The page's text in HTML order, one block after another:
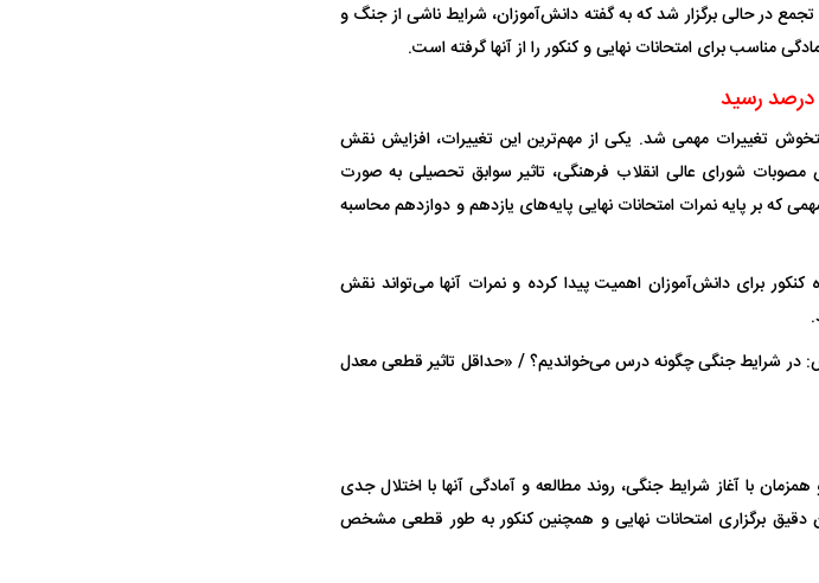
در حالی برگزار شد که به گفته دانش‌آموزان، شرایط ناشی از جنگ و
مناسب برای امتحانات نهایی و کنکور را از آنها گرفته است.
تغییرات مهمی شد. یکی از مهم‌ترین این تغییرات، افزایش نقش
مصوبات شورای عالی انقلاب فرهنگی، تاثیر سوابق تحصیلی به صورت
و سهم آن به ۶۰ درصد رسید؛ سهمی که بر پایه نمرات امتحانات نهایی پایه‌های یازدهم و دوازدهم محاسبه
کنکور برای دانش‌آموزان اهمیت پیدا کرده و نمرات آنها می‌تواند نقش
در شرایط جنگی چگونه درس می‌خواندیم؟ / «حداقل تاثیر قطعی معدل
با آغاز شرایط جنگی، روند مطالعه و آمادگی آنها با اختلال جدی
دقیق برگزاری امتحانات نهایی و همچنین کنکور به طور قطعی مشخص